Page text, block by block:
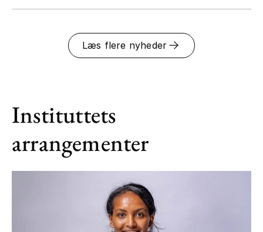
Læs flere nyheder
Instituttets
arrangementer